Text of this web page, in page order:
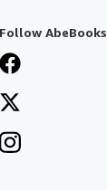
Follow AbeBooks